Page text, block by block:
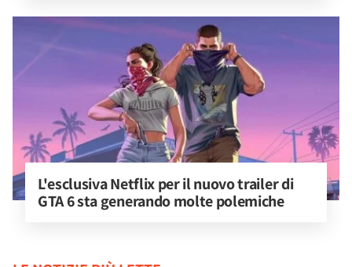
L'esclusiva Netflix per il nuovo trailer di
GTA 6 sta generando molte polemiche